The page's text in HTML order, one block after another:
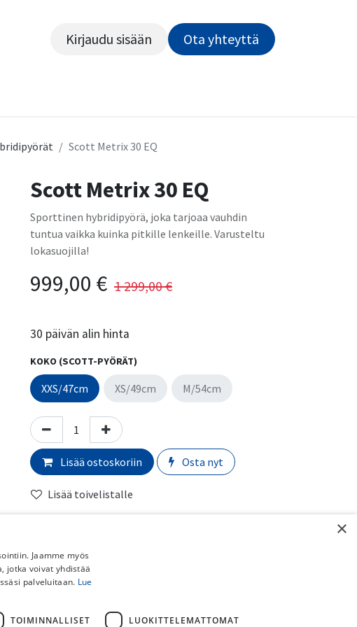
Kirjaudu sisään Ota yhteyttä​​​​​​
Scott Metrix 30 EQ
Scott Metrix 30 EQ
Sporttinen hybridipyörä, joka tarjoaa vauhdin
tuntua vaikka kuinka pitkille lenkeille. Varusteltu
lokasuojilla!
999,00 € 1 299,00€
30 päivän alin hinta
KOKO (SCOTT-PYÖRÄT)
XXS/47cm XS/49cm M/54cm
Lisää ostoskoriin Osta nyt
Lisää toivelistalle
Pyörän valmistaja
Normaali toimitusaika:
Toimituskulut:
×
Jaamme myös
jotka voivat yhdistää
palveluitaan. Lue
TOIMINNALLISET LUOKITTELEMATTOMAT